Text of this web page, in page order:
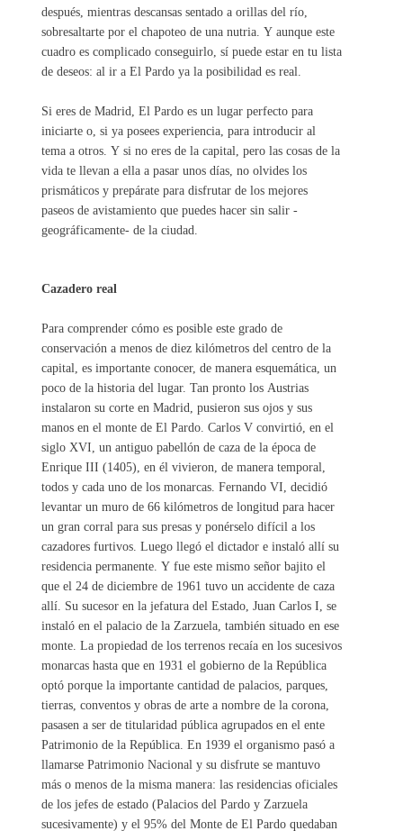
después, mientras descansas sentado a orillas del río,
sobresaltarte por el chapoteo de una nutria. Y aunque este
cuadro es complicado conseguirlo, sí puede estar en tu lista
de deseos: al ir a El Pardo ya la posibilidad es real.
Si eres de Madrid, El Pardo es un lugar perfecto para
iniciarte o, si ya posees experiencia, para introducir al
tema a otros. Y si no eres de la capital, pero las cosas de la
vida te llevan a ella a pasar unos días, no olvides los
prismáticos y prepárate para disfrutar de los mejores
paseos de avistamiento que puedes hacer sin salir -
geográficamente- de la ciudad.
Cazadero real
Para comprender cómo es posible este grado de
conservación a menos de diez kilómetros del centro de la
capital, es importante conocer, de manera esquemática, un
poco de la historia del lugar. Tan pronto los Austrias
instalaron su corte en Madrid, pusieron sus ojos y sus
manos en el monte de El Pardo. Carlos V convirtió, en el
siglo XVI, un antiguo pabellón de caza de la época de
Enrique III (1405), en él vivieron, de manera temporal,
todos y cada uno de los monarcas. Fernando VI, decidió
levantar un muro de 66 kilómetros de longitud para hacer
un gran corral para sus presas y ponérselo difícil a los
cazadores furtivos. Luego llegó el dictador e instaló allí su
residencia permanente. Y fue este mismo señor bajito el
que el 24 de diciembre de 1961 tuvo un accidente de caza
allí. Su sucesor en la jefatura del Estado, Juan Carlos I, se
instaló en el palacio de la Zarzuela, también situado en ese
monte. La propiedad de los terrenos recaía en los sucesivos
monarcas hasta que en 1931 el gobierno de la República
optó porque la importante cantidad de palacios, parques,
tierras, conventos y obras de arte a nombre de la corona,
pasasen a ser de titularidad pública agrupados en el ente
Patrimonio de la República. En 1939 el organismo pasó a
llamarse Patrimonio Nacional y su disfrute se mantuvo
más o menos de la misma manera: las residencias oficiales
de los jefes de estado (Palacios del Pardo y Zarzuela
sucesivamente) y el 95% del Monte de El Pardo quedaban